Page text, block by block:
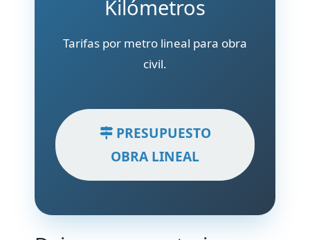
Kilómetros
Tarifas por metro lineal para obra
civil.
PRESUPUESTO
OBRA LINEAL